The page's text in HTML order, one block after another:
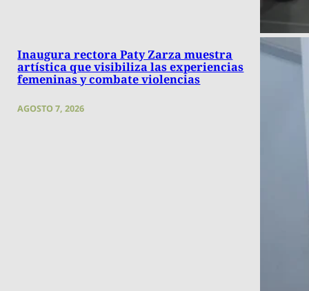
Inaugura rectora Paty Zarza muestra
artística que visibiliza las experiencias
femeninas y combate violencias
AGOSTO 7, 2026